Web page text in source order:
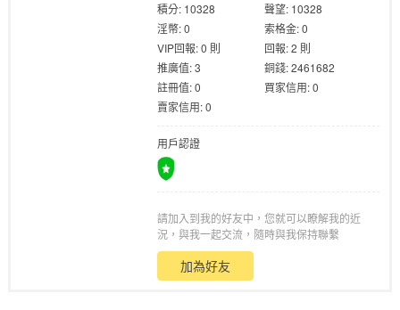
積分: 10328
聲望: 10328
淫幣: 0
索格金: 0
VIP回報: 0 則
回報: 2 則
推廣值: 3
銅錢: 2461682
註冊值: 0
買家信用: 0
賣家信用: 0
用戶認證
請加入到我的好友中，您就可以瞭解我的近
況，與我一起交流，隨時與我保持聯繫
加為好友